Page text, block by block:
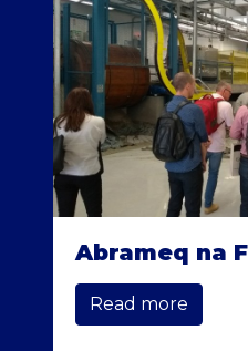
Abrameq na
Read more